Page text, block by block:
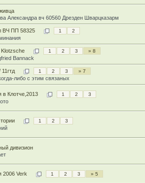
Александра вч 60560 Дрезден Шварцказарм
ВЧ ПП 58325 1 2
Klotzsche 1 2 3 » 8
Bannack
1 2 3 » 7
либо с этим связаных
в Клотче,2013 1 2 3
1 2 3
дивизион
2006 Verk 1 2 3 » 5